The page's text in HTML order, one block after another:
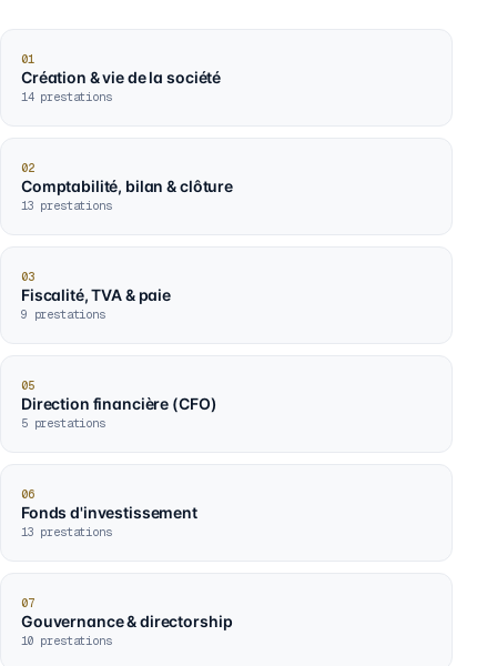
01
Création & vie de la société
14 prestations
02
Comptabilité, bilan & clôture
13 prestations
03
Fiscalité, TVA & paie
9 prestations
05
Direction financière (CFO)
5 prestations
06
Fonds d'investissement
13 prestations
07
Gouvernance & directorship
10 prestations